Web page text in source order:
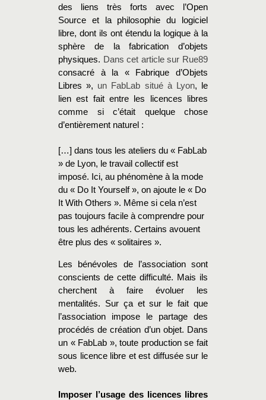
des liens très forts avec l’Open
Source et la philosophie du logiciel
libre, dont ils ont étendu la logique à la
sphère de la fabrication d’objets
physiques. Dans cet article sur Rue89
consacré à la « Fabrique d’Objets
Libres », un FabLab situé à Lyon, le
lien est fait entre les licences libres
comme si c’était quelque chose
d’entièrement naturel :
[…] dans tous les ateliers du « FabLab
» de Lyon, le travail collectif est
imposé. Ici, au phénomène à la mode
du « Do It Yourself », on ajoute le « Do
It With Others ». Même si cela n’est
pas toujours facile à comprendre pour
tous les adhérents. Certains avouent
être plus des « solitaires ».
Les bénévoles de l’association sont
conscients de cette difficulté. Mais ils
cherchent à faire évoluer les
mentalités. Sur ça et sur le fait que
l’association impose le partage des
procédés de création d’un objet. Dans
un « FabLab », toute production se fait
sous licence libre et est diffusée sur le
web.
Imposer l’usage des licences libres